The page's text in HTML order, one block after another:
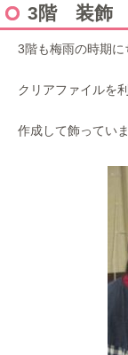
3階 装飾
3階も梅雨の時期に
クリアファイルを
作成して飾ってい